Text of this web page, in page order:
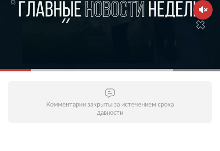
Комментарии закрыты за истечением срока
давности